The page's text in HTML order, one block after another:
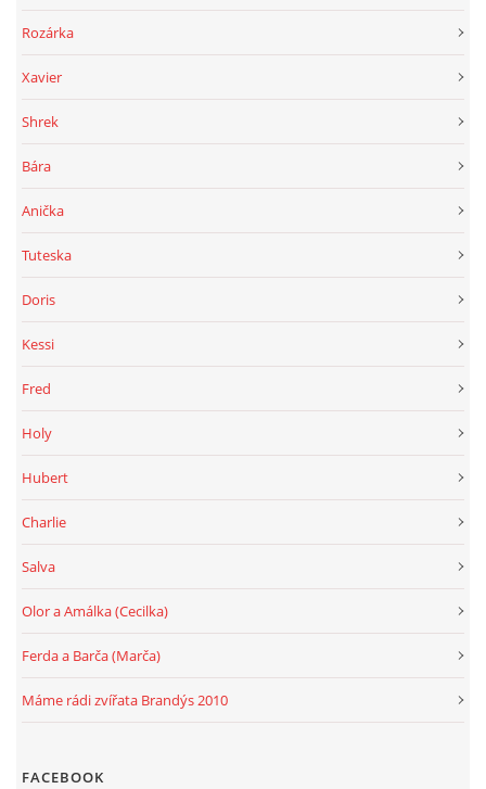
Rozárka
Xavier
Shrek
Bára
Anička
Tuteska
Doris
Kessi
Fred
Holy
Hubert
Charlie
Salva
Olor a Amálka (Cecilka)
Ferda a Barča (Marča)
Máme rádi zvířata Brandýs 2010
FACEBOOK